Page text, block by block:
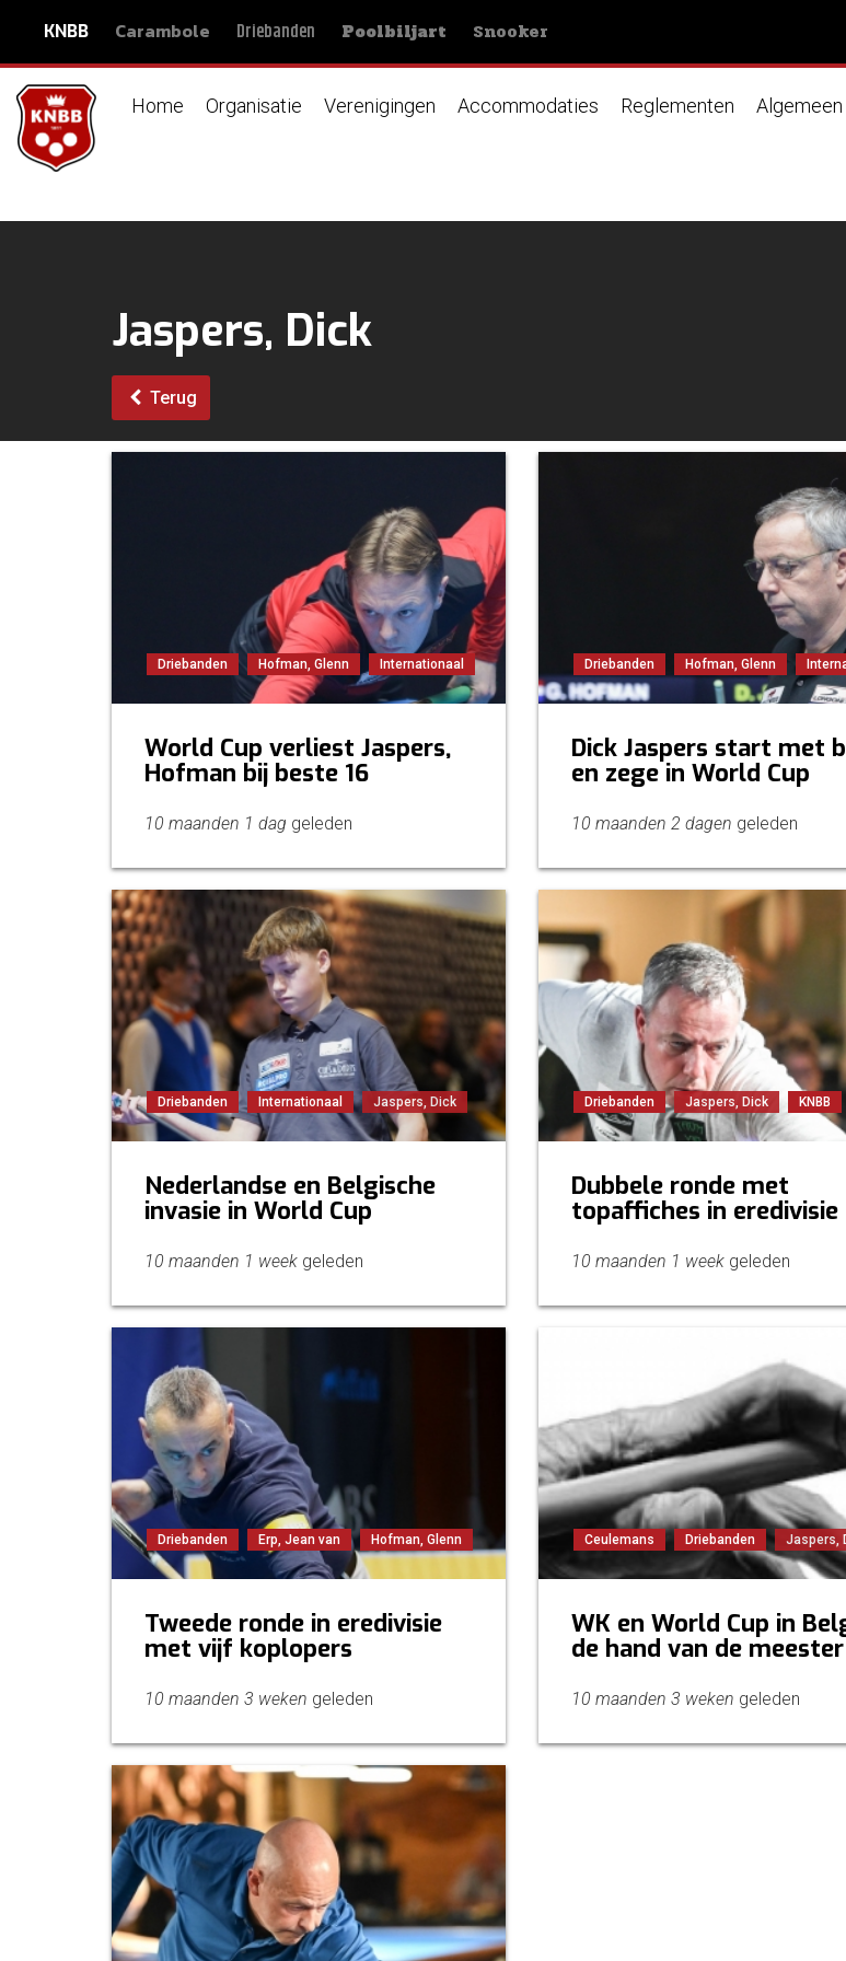
KNBB Carambole Driebanden Poolbiljart Snooker
Home Organisatie Verenigingen Accommodaties Reglementen Algemeen
Jaspers, Dick
Terug
Driebanden Hofman, Glenn Internationaal
World Cup verliest Jaspers,
Hofman bij beste 16
10 maanden 1 dag geleden
Driebanden Hofman, Glenn
Dick Jaspers start met
en zege in World Cup
10 maanden 2 dagen geleden
Driebanden Internationaal Jaspers, Dick
Nederlandse en Belgische
invasie in World Cup
10 maanden 1 week geleden
Driebanden Jaspers, Dick KNBB
Dubbele ronde met
topaffiches in eredivisie
10 maanden 1 weekgeleden
Driebanden Erp, Jean van Hofman, Glenn
Tweede ronde in eredivisie
met vijf koplopers
10 maanden 3 weken geleden
Ceulemans Driebanden Jaspers,
WK en World Cup in
de hand van de meester
10 maanden 3 weken geleden